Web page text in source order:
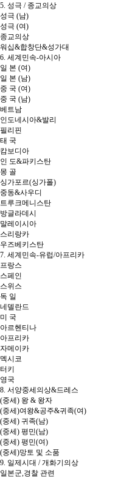
5. 성극 / 종교의상
성극 (남)
성극 (여)
종교의상
워십&합창단&성가대
6. 세계민속-아시아
일 본 (여)
일 본 (남)
중 국 (여)
중 국 (남)
베트남
인도네시아&발리
필리핀
태 국
캄보디아
인 도&파키스탄
몽 골
싱가포르(싱가폴)
중동&사우디
트루크메니스탄
방글라데시
말레이시아
스리랑카
우즈베키스탄
7. 세계민속-유럽/아프리카
프랑스
스페인
스위스
독 일
네델란드
미 국
아르헨티나
아프리카
자메이카
멕시코
터키
영국
8. 서양중세의상&드레스
(중세) 왕 & 왕자
(중세)여왕&공주&귀족(여)
(중세) 귀족(남)
(중세) 평민(남)
(중세) 평민(여)
(중세)망토 및 소품
9. 일제시대 / 개화기의상
일본군,경찰 관련